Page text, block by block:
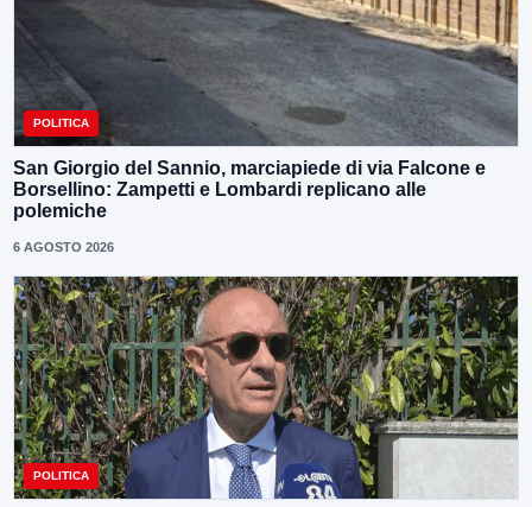
POLITICA
San Giorgio del Sannio, marciapiede di via Falcone e
Borsellino: Zampetti e Lombardi replicano alle
polemiche
6 AGOSTO 2026
POLITICA